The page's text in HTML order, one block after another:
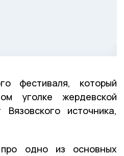
фестиваля, который
уголке жердевской
источника,
про одно из основных